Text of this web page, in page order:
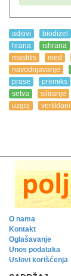
aditivi biodizel
hrana
ishrana
mastitis
med
navodnjavanje
prase
premiks
setva
siliranje
uzgoj
vertiklani
O nama
Kontakt
Oglašavanje
Unos podataka
Uslovi korišćenja